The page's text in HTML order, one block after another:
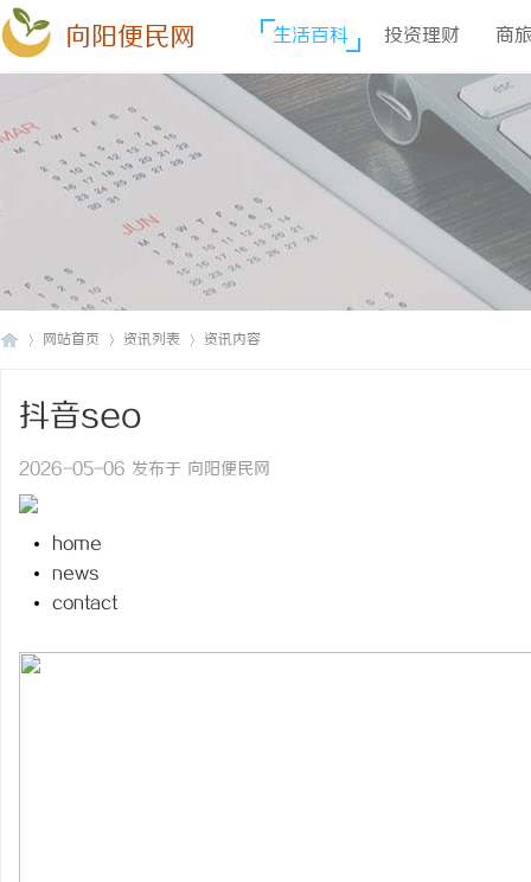
向阳便民网 生活百科 投资理财 商
网站首页 资讯列表 资讯内容
抖音seo
2026-05-06 发布于 向阳便民网
home
news
contact